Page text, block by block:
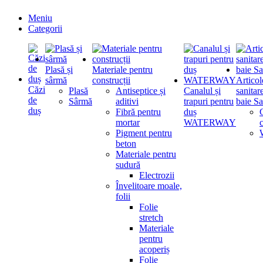
Meniu
Categorii
Căzi
de
duș
Plasă și
sârmă
Plasă
Sârmă
Materiale pentru
construcții
Antiseptice și
aditivi
Fibră pentru
mortar
Pigment pentru
beton
Materiale pentru
sudură
Electrozii
Învelitoare moale,
folii
Folie
stretch
Materiale
pentru
acoperiș
Folie
Canalul și
trapuri pentru
duș
WATERWAY
baie